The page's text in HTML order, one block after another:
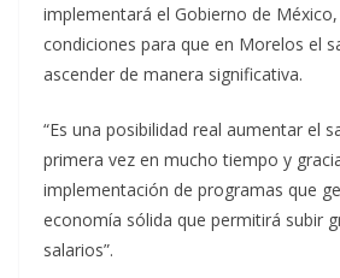
implementará el Gobierno de
condiciones para que en Morelos el
ascender de manera significativa.
“Es una posibilidad real aumentar el
primera vez en mucho tiempo y
implementación de programas que
economía sólida que permitirá subir
salarios”.